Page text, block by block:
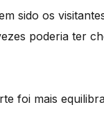
sido os
poderia ter
foi mais